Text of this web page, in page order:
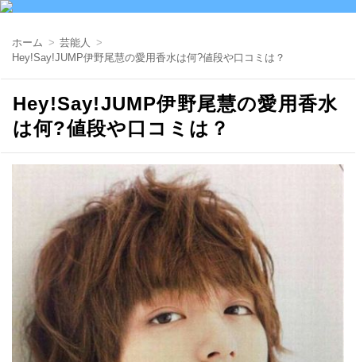
ホーム
芸能人
Hey!Say!JUMP伊野尾慧の愛用香水は何?値段や口コミは？
Hey!Say!JUMP伊野尾慧の愛用香水
は何?値段や口コミは？